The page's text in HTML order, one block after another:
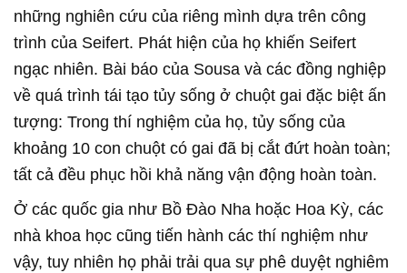
những nghiên cứu của riêng mình dựa trên công
trình của Seifert. Phát hiện của họ khiến Seifert
ngạc nhiên. Bài báo của Sousa và các đồng nghiệp
về quá trình tái tạo tủy sống ở chuột gai đặc biệt ấn
tượng: Trong thí nghiệm của họ, tủy sống của
khoảng 10 con chuột có gai đã bị cắt đứt hoàn toàn;
tất cả đều phục hồi khả năng vận động hoàn toàn.
Ở các quốc gia như Bồ Đào Nha hoặc Hoa Kỳ, các
nhà khoa học cũng tiến hành các thí nghiệm như
vậy, tuy nhiên họ phải trải qua sự phê duyệt nghiêm